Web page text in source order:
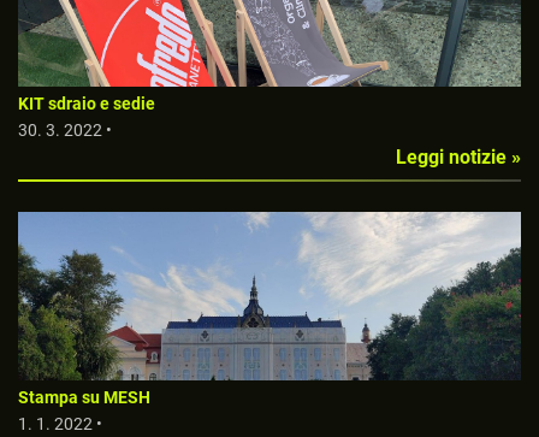
KIT sdraio e sedie
30. 3. 2022 •
Leggi notizie »
Stampa su MESH
1. 1. 2022 •